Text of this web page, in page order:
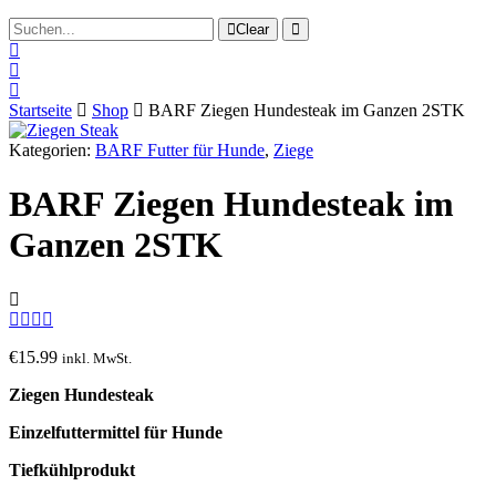
Clear
Startseite Shop BARF Ziegen Hundesteak im Ganzen 2STK
Kategorien: BARF Futter für Hunde, Ziege
BARF Ziegen Hundesteak im
Ganzen 2STK
€15.99 inkl. MwSt.
Ziegen Hundesteak
Einzelfuttermittel für Hunde
Tiefkühlprodukt